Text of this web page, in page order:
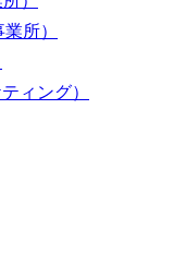
所）
ィング）